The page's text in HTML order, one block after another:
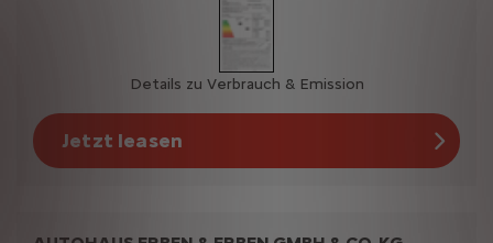
Details zu Verbrauch & Emission
Jetzt leasen